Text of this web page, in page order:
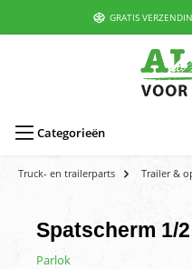
GRATIS
Categorieën
Truck- en trailerparts Trailer &
Spatscherm 1/
Parlok